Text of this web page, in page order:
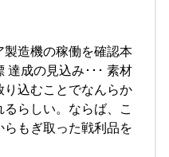
製造機の稼働を確認本
達成の見込み･･･ 素材
込むことでなんらか
らしい。ならば、こ
もぎ取った戦利品を